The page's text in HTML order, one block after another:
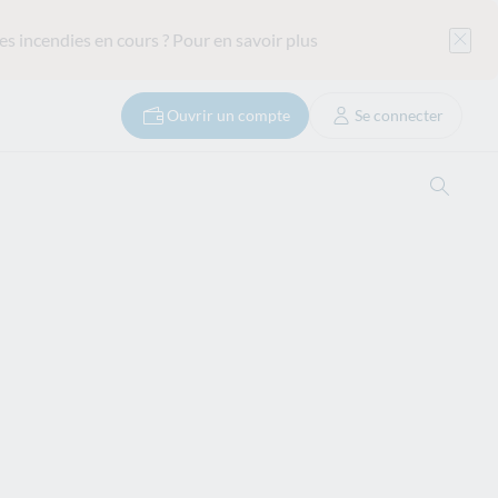
incendies en cours ? Pour en savoir plus
Ouvrir un compte Se connecter